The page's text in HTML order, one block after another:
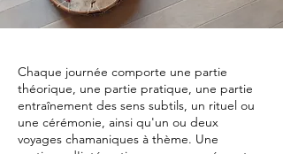
Chaque journée comporte une partie
théorique, une partie pratique, une partie
entraînement des sens subtils, un rituel ou
une cérémonie, ainsi qu'un ou deux
voyages chamaniques à thème. Une